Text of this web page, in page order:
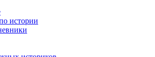
истории